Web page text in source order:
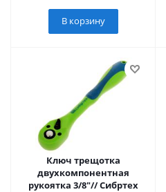
В корзину
Ключ трещотка
двухкомпонентная
рукоятка 3/8"// Сибртех